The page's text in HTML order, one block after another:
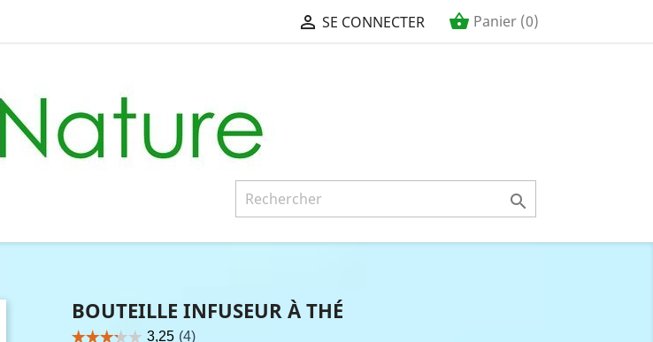
 SE CONNECTER shopping_basket Panier (0)

BOUTEILLE INFUSEUR À THÉ